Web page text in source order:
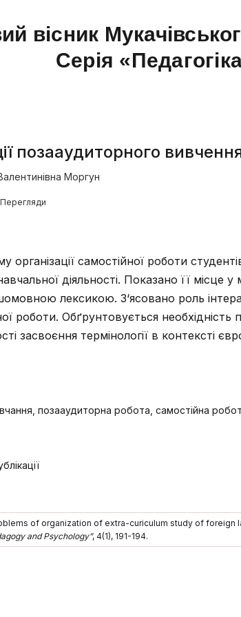
вісник
Серія
позааудиторного
Моргун
самостійної роботи
діяльності. Показано її місце у
лексикою. З‘ясовано роль
роботи. Обґрунтовується
засвоєння термінології в контексті
позааудиторна робота, самостійна
of organization of extra-curiculum study of foreign
and Psychology”, 4(1), 191-194.